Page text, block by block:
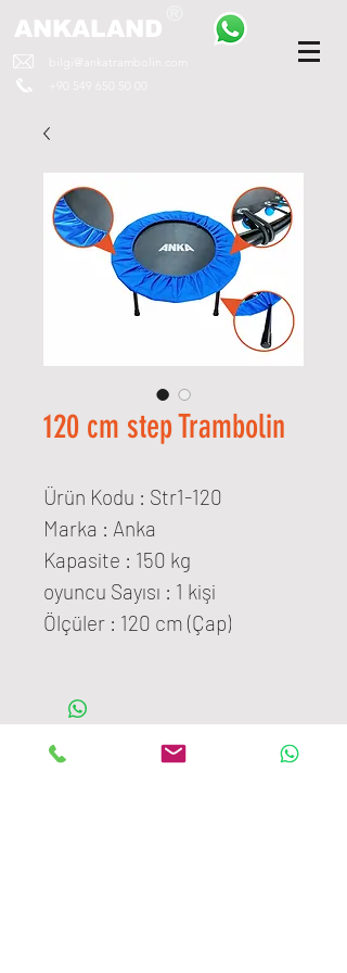
ANKALAND
bilgi@ankatrambolin.com
120 cm step Trambolin
Ürün Kodu : Str1-120
Marka : Anka
Kapasite : 150 kg
oyuncu Sayısı : 1 kişi
Ölçüler : 120 cm (Çap)